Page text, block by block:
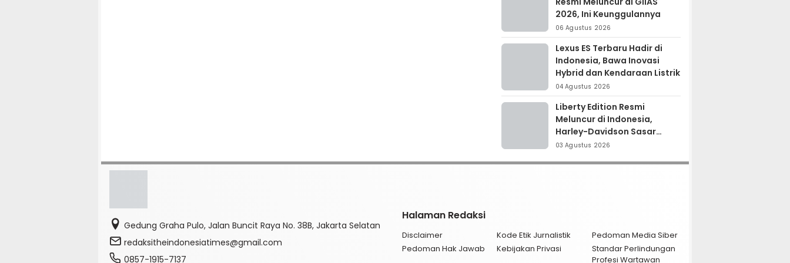
2026, Ini Keunggulannya
06 Agustus 2026
Lexus ES Terbaru Hadir di
Indonesia, Bawa Inovasi
Hybrid dan Kendaraan Listrik
04 Agustus 2026
Liberty Edition Resmi
Meluncur di Indonesia,
Harley-Davidson Sasar
Kolektor Motor Premium
03 Agustus 2026
Gedung Graha Pulo, Jalan Buncit Raya No. 38B, Jakarta Selatan
redaksitheindonesiatimes@gmail.com
0857-1915-7137
Halaman Redaksi
Disclaimer Kode Etik Jurnalistik
Pedoman Media Siber
Pedoman Hak Jawab
Kebijakan Privasi
Standar Perlindungan
Profesi Wartawan